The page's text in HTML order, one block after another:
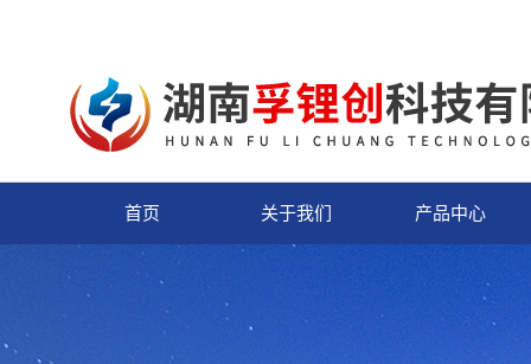
首页 关于我们 产品中心